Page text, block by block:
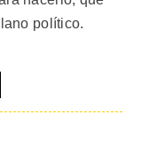
político.